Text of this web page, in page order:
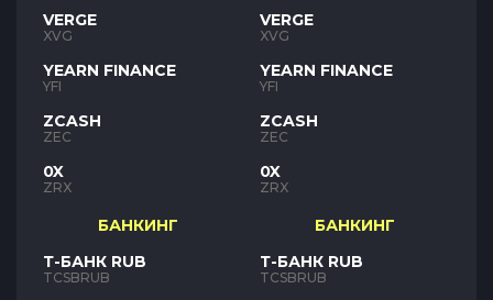
VERGE
XVG
YEARN FINANCE
YFI
ZCASH
ZEC
0X
ZRX
БАНКИНГ
Т-БАНК RUB
TCSBRUB
VERGE
XVG
YEARN FINANCE
YFI
ZCASH
ZEC
0X
ZRX
БАНКИНГ
Т-БАНК RUB
TCSBRUB